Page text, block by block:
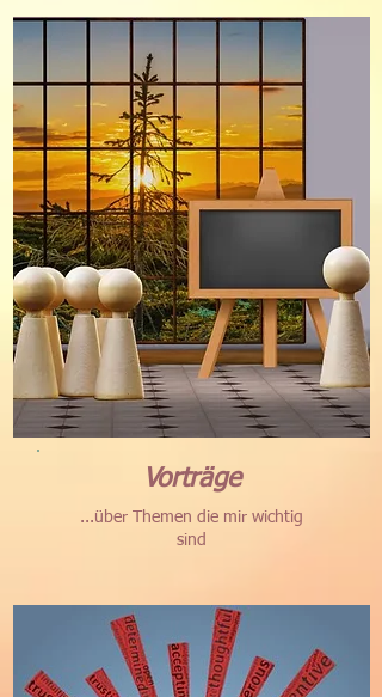
Vorträge
...über Themen die mir wichtig
sind